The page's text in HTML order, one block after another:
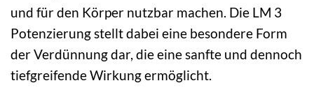
und für den Körper nutzbar machen. Die LM 3
Potenzierung stellt dabei eine besondere Form
der Verdünnung dar, die eine sanfte und dennoch
tiefgreifende Wirkung ermöglicht.